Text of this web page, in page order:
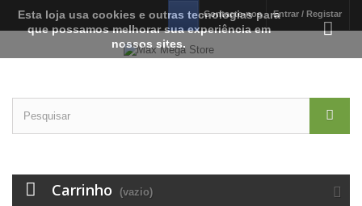
Entrar / Registar
Contacte-nos
Carrinho (vazio)
Esta loja usa cookies e outras tecnologias para
que possamos melhorar sua experiência em
nossos sites.